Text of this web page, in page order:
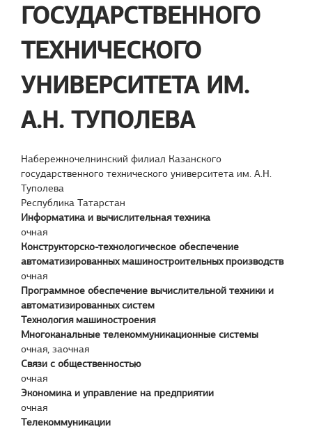
ГОСУДАРСТВЕННОГО
ТЕХНИЧЕСКОГО
УНИВЕРСИТЕТА ИМ.
А.Н. ТУПОЛЕВА
Набережночелнинский филиал Казанского
государственного технического университета им. А.Н.
Туполева
Республика Татарстан
Информатика и вычислительная техника
очная
Конструкторско-технологическое обеспечение
автоматизированных машиностроительных производств
очная
Программное обеспечение вычислительной техники и
автоматизированных систем
Технология машиностроения
Многоканальные телекоммуникационные системы
очная, заочная
Связи с общественностью
очная
Экономика и управление на предприятии
очная
Телекоммуникации